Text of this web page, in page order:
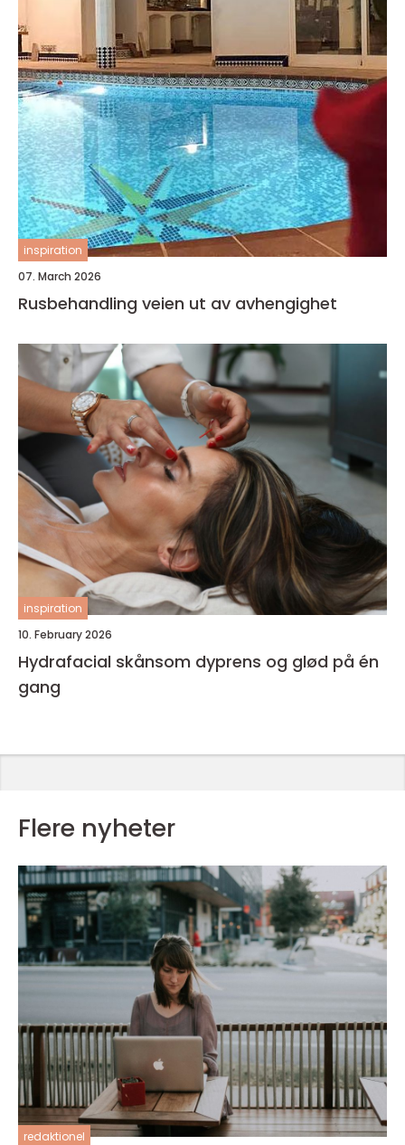
inspiration
07. March 2026
Rusbehandling veien ut av avhengighet
inspiration
10. February 2026
Hydrafacial skånsom dyprens og glød på én
gang
Flere nyheter
redaktionel